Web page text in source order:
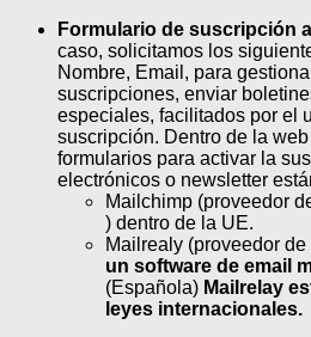
Formulario de suscripción
caso, solicitamos los
Nombre, Email, para
suscripciones, enviar
especiales, facilitados por el
suscripción. Dentro de la
formularios para activar la
electrónicos o newsletter
Mailchimp (proveedor
) dentro de la UE.
Mailrealy (proveedor
un software de email
(Española) Mailrelay
leyes internacionales.